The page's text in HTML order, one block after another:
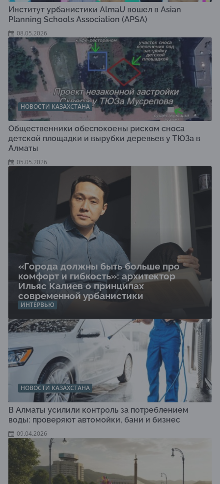
Институт урбанистики AlmaU вошел в Asian
Planning Schools Association (APSA)
08.05.2026
НОВОСТИ КАЗАХСТАНА
Общественники обеспокоены риском сноса
детской площадки и вырубки деревьев у ТЮЗа в
Алматы
05.05.2026
«Города должны быть больше про
комфорт и гибкость»: архитектор
Ильяс Калиев о принципах
современной урбанистики
ИНТЕРВЬЮ
НОВОСТИ КАЗАХСТАНА
В Алматы усилили контроль за потреблением
воды: проверяют автомойки, бани и бизнес
09.04.2026